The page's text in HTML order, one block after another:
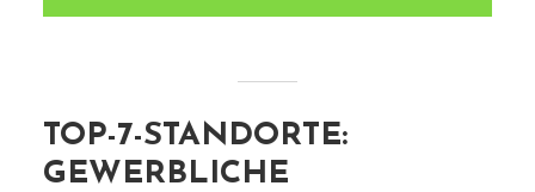
TOP-7-STANDORTE:
GEWERBLICHE